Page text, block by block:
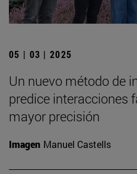
05 | 03 | 2025
Un nuevo método de
predice interacciones
mayor precisión
Imagen Manuel Castells